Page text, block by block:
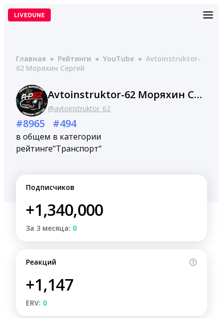
Перейти
Главная ● Рейтинги ● YouTube ● Avtoinstruktor-
62 Моряхин Сергей
Avtoinstruktor-62 Моряхин Сергей
@avtoinstruktor_62
#8965
в общем
рейтинге
#494
в категории
"Транспорт"
Подписчиков
+1,340,000
За 3 месяца: 0
Реакций
+1,147
ERV: 0